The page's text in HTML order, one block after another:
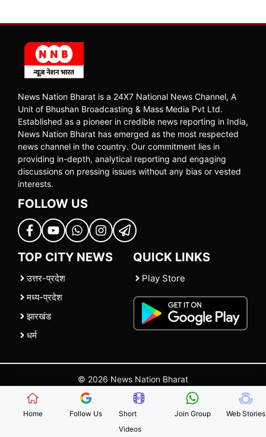
News Nation Bharat is a 24X7 National News Channel, A
Unit of Bhushan Broadcasting & Mass Media Pvt Ltd.
Established as a pioneer in credible news reporting in India,
News Nation Bharat has emerged as the most respected
news channel in the country. Our commitment lies in
providing in-depth, analytical reporting and engaging
discussions on pressing issues without any bias or vested
interests.
FOLLOW US
TOP CITY NEWS
उत्तर-प्रदेश
मध्य-प्रदेश
झारखंड
धर्म
QUICK LINKS
Play Store
© 2026 News Nation Bharat
| |Contact Us |Policies Terms and Conditions
Home Follow Us
Short
Videos
Join Group Web Stories